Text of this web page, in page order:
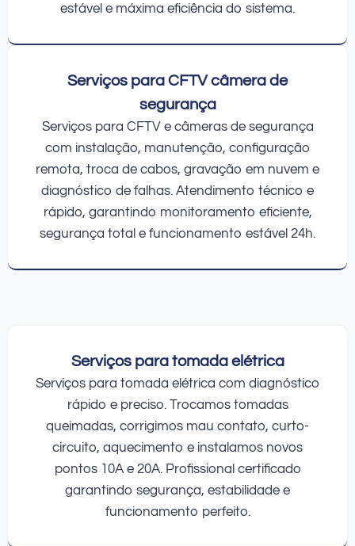
estável e máxima eficiência do sistema.
Serviços para CFTV câmera de
segurança
Serviços para CFTV e câmeras de segurança
com instalação, manutenção, configuração
remota, troca de cabos, gravação em nuvem e
diagnóstico de falhas. Atendimento técnico e
rápido, garantindo monitoramento eficiente,
segurança total e funcionamento estável 24h.
Serviços para tomada elétrica
Serviços para tomada elétrica com diagnóstico
rápido e preciso. Trocamos tomadas
queimadas, corrigimos mau contato, curto-
circuito, aquecimento e instalamos novos
pontos 10A e 20A. Profissional certificado
garantindo segurança, estabilidade e
funcionamento perfeito.